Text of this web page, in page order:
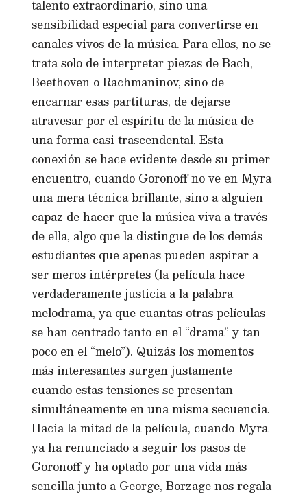
talento extraordinario, sino una
sensibilidad especial para convertirse en
canales vivos de la música. Para ellos, no se
trata solo de interpretar piezas de Bach,
Beethoven o Rachmaninov, sino de
encarnar esas partituras, de dejarse
atravesar por el espíritu de la música de
una forma casi trascendental. Esta
conexión se hace evidente desde su primer
encuentro, cuando Goronoff no ve en Myra
una mera técnica brillante, sino a alguien
capaz de hacer que la música viva a través
de ella, algo que la distingue de los demás
estudiantes que apenas pueden aspirar a
ser meros intérpretes (la película hace
verdaderamente justicia a la palabra
melodrama, ya que cuantas otras películas
se han centrado tanto en el “drama” y tan
poco en el “melo”). Quizás los momentos
más interesantes surgen justamente
cuando estas tensiones se presentan
simultáneamente en una misma secuencia.
Hacia la mitad de la película, cuando Myra
ya ha renunciado a seguir los pasos de
Goronoff y ha optado por una vida más
sencilla junto a George, Borzage nos regala